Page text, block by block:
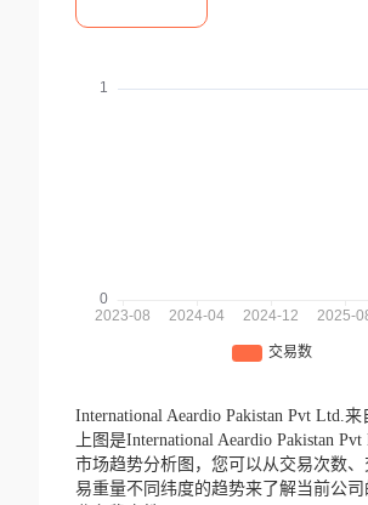
International Aeardio Pakistan Pvt Ltd.
上图是International Aeardio Pakistan
市场趋势分析图，您可以从交易次数
易重量不同纬度的趋势来了解当前公司